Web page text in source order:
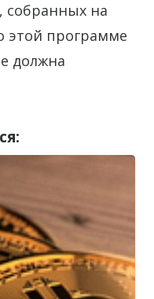
собранных на
этой программе
должна